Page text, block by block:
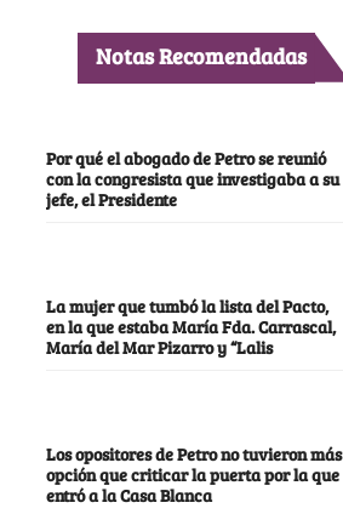
Notas Recomendadas
Por qué el abogado de Petro se reunió
con la congresista que investigaba a su
jefe, el Presidente
La mujer que tumbó la lista del Pacto,
en la que estaba María Fda. Carrascal,
María del Mar Pizarro y “Lalis
Los opositores de Petro no tuvieron más
opción que criticar la puerta por la que
entró a la Casa Blanca